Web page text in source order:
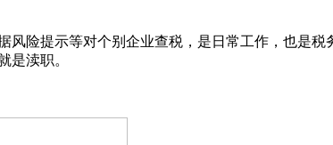
提示等对个别企业查税，是日常工作，也是税
是渎职。